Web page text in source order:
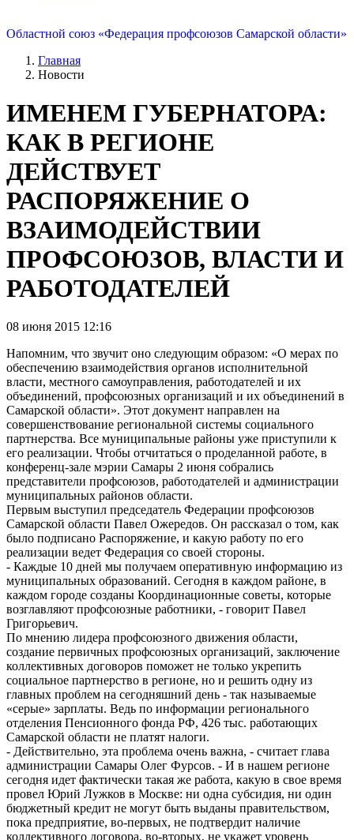
Областной союз «Федерация профсоюзов Самарской области»
Главная
Новости
ИМЕНЕМ ГУБЕРНАТОРА:
КАК В РЕГИОНЕ
ДЕЙСТВУЕТ
РАСПОРЯЖЕНИЕ О
ВЗАИМОДЕЙСТВИИ
ПРОФСОЮЗОВ, ВЛАСТИ И
РАБОТОДАТЕЛЕЙ
08 июня 2015 12:16
Напомним, что звучит оно следующим образом: «О мерах по
обеспечению взаимодействия органов исполнительной
власти, местного самоуправления, работодателей и их
объединений, профсоюзных организаций и их объединений в
Самарской области». Этот документ направлен на
совершенствование региональной системы социального
партнерства. Все муниципальные районы уже приступили к
его реализации. Чтобы отчитаться о проделанной работе, в
конференц-зале мэрии Самары 2 июня собрались
представители профсоюзов, работодателей и администрации
муниципальных районов области.
Первым выступил председатель Федерации профсоюзов
Самарской области Павел Ожередов. Он рассказал о том, как
было подписано Распоряжение, и какую работу по его
реализации ведет Федерация со своей стороны.
- Каждые 10 дней мы получаем оперативную информацию из
муниципальных образований. Сегодня в каждом районе, в
каждом городе созданы Координационные советы, которые
возглавляют профсоюзные работники, - говорит Павел
Григорьевич.
По мнению лидера профсоюзного движения области,
создание первичных профсоюзных организаций, заключение
коллективных договоров поможет не только укрепить
социальное партнерство в регионе, но и решить одну из
главных проблем на сегодняшний день - так называемые
«серые» зарплаты. Ведь по информации регионального
отделения Пенсионного фонда РФ, 426 тыс. работающих
Самарской области не платят налоги.
- Действительно, эта проблема очень важна, - считает глава
администрации Самары Олег Фурсов. - И в нашем регионе
сегодня идет фактически такая же работа, какую в свое время
провел Юрий Лужков в Москве: ни одна субсидия, ни один
бюджетный кредит не могут быть выданы правительством,
пока предприятие, во-первых, не подтвердит наличие
коллективного договора, во-вторых, не укажет уровень